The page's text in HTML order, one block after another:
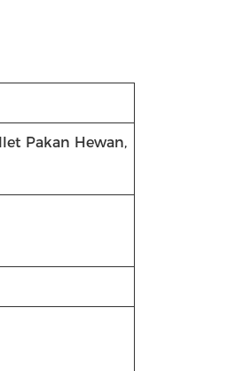
Pakan Hewan,